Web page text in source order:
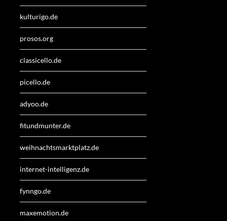
kulturigo.de
prosos.org
classicello.de
picello.de
adyoo.de
fitundmunter.de
weihnachtsmarktplatz.de
internet-intelligenz.de
fynngo.de
maxemotion.de